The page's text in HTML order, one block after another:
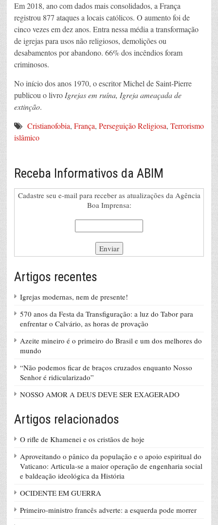
Em 2018, ano com dados mais consolidados, a França
registrou 877 ataques a locais católicos. O aumento foi de
cinco vezes em dez anos. Entra nessa média a transformação
de igrejas para usos não religiosos, demolições ou
desabamentos por abandono. 66% dos incêndios foram
criminosos.
No início dos anos 1970, o escritor Michel de Saint-Pierre
publicou o livroIgrejas em ruína, Igreja ameaçada de
extinção.
Cristianofobia, França, Perseguição Religiosa, Terrorismo
islâmico
Receba Informativos da ABIM
Cadastre seu e-mail para receber as atualizações da Agência
Boa Imprensa:
Artigos recentes
Igrejas modernas, nem de presente!
570 anos da Festa da Transfiguração: a luz do Tabor para
enfrentar o Calvário, as horas de provação
Azeite mineiro é o primeiro do Brasil e um dos melhores do
mundo
“Não podemos ficar de braços cruzados enquanto Nosso
Senhor é ridicularizado”
NOSSO AMOR A DEUS DEVE SER EXAGERADO
Artigos relacionados
O rifle de Khamenei e os cristãos de hoje
Aproveitando o pânico da população e o apoio espiritual do
Vaticano: Articula-se a maior operação de engenharia social
e baldeação ideológica da História
OCIDENTE EM GUERRA
Primeiro-ministro francês adverte: a esquerda pode morrer